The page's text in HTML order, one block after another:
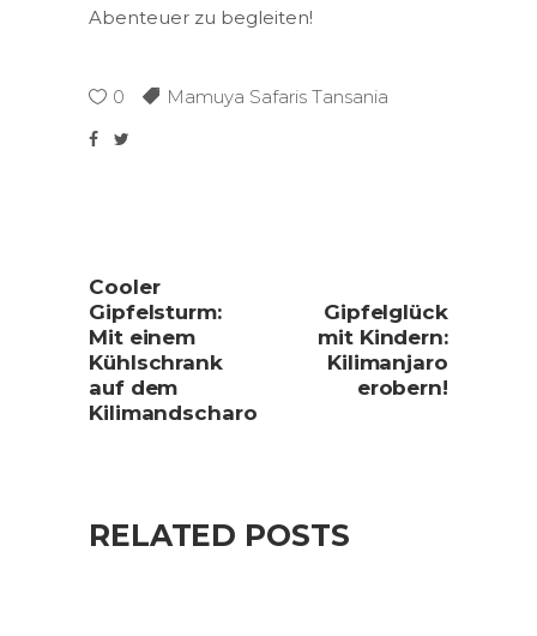
Abenteuer zu begleiten!
0 Mamuya Safaris Tansania
Cooler
Gipfelsturm:
Mit einem
Kühlschrank
auf dem
Kilimandscharo
Gipfelglück
mit Kindern:
Kilimanjaro
erobern!
RELATED POSTS